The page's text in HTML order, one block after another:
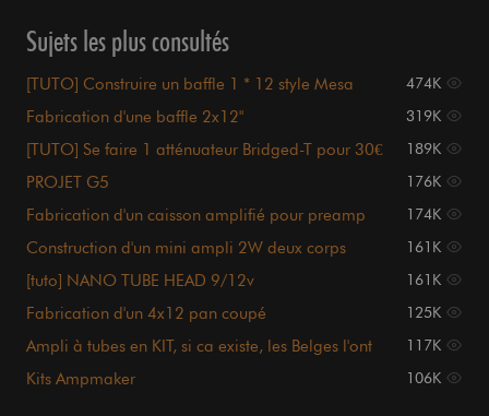
Sujets les plus consultés
[TUTO] Construire un baffle 1 * 12 style Mesa
474K
Fabrication d'une baffle 2x12" 319K
[TUTO] Se faire 1 atténuateur Bridged-T pour 30€ 189K
PROJET G5 176K
Fabrication d'un caisson amplifié pour preamp
174K
Construction d'un mini ampli 2W deux corps 161K
[tuto] NANO TUBE HEAD 9/12v 161K
Fabrication d'un 4x12 pan coupé 125K
Ampli à tubes en KIT, si ca existe, les Belges l'ont
117K
Kits Ampmaker 106K